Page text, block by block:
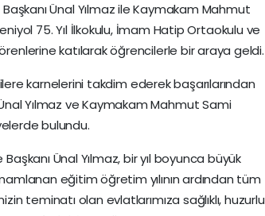
Ünal Yılmaz ile Kaymakam Mahmut
75. Yıl İlkokulu, İmam Hatip Ortaokulu ve
katılarak öğrencilerle bir araya geldi.
karnelerini takdim ederek başarılarından
Yılmaz ve Kaymakam Mahmut Sami
bulundu.
Ünal Yılmaz, bir yıl boyunca büyük
eğitim öğretim yılının ardından tüm
teminatı olan evlatlarımıza sağlıklı, huzurlu